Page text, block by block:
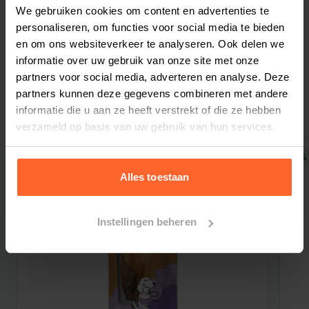
We gebruiken cookies om content en advertenties te
personaliseren, om functies voor social media te bieden
en om ons websiteverkeer te analyseren. Ook delen we
informatie over uw gebruik van onze site met onze
partners voor social media, adverteren en analyse. Deze
partners kunnen deze gegevens combineren met andere
informatie die u aan ze heeft verstrekt of die ze hebben
verzameld op basis van uw gebruik van hun services.
Alles toestaan
Instellingen beheren
verschillende gestoomde Vers Maaltijden. Dit
mag zelfs in één maaltijd. Varieer in
verschillende smaken! Variatie is gezond, gaat
verveling tegen, houdt het immuunsysteem
wakker en zorgt dat de hond niet snel een
intolerantie of allergie opbouwt voor een
bepaalde eiwitbron.
Samenstelling
erwten eiwitten, lamsvet, aardappel eiwit,
mineralen, zeewier, beta-glucanen, gedroogde
cranberries (0,04%), gedroogde appel (0,04%),
gedroogde peer (0,04%), gedroogde broccoli
Bestelherinnering instellen
Gerelateerde producten
5% korting